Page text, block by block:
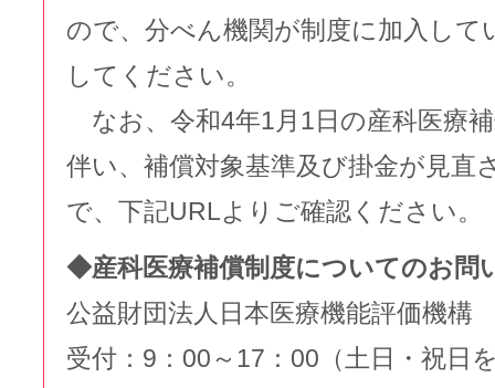
ので、分べん機関が制度に加入して
してください。
なお、令和4年1月1日の産科医療
伴い、補償対象基準及び掛金が見直
で、下記URLよりご確認ください。
◆産科医療補償制度についてのお問
公益財団法人日本医療機能評価機
受付：9：00～17：00（土日・祝日